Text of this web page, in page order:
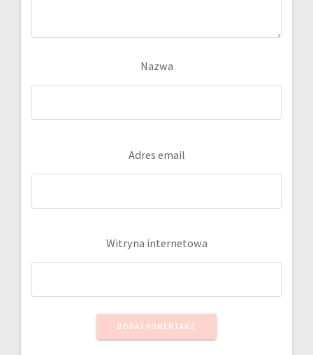
Nazwa
Adres email
Witryna internetowa